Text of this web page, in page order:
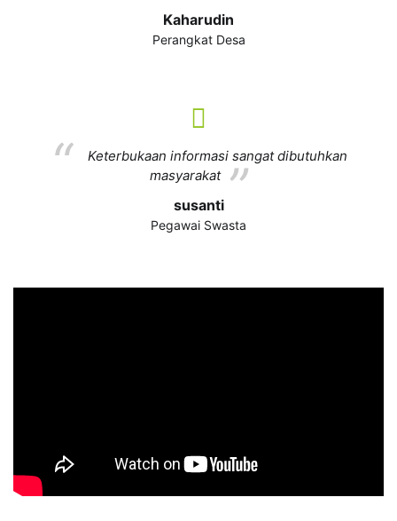
Kaharudin
Perangkat Desa
Keterbukaan informasi sangat dibutuhkan
masyarakat
susanti
Pegawai Swasta